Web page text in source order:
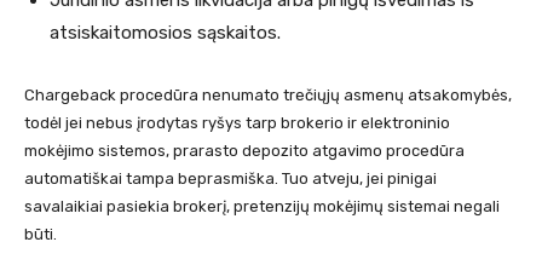
atsiskaitomosios sąskaitos.
Сhargeback procedūra nenumato trečiųjų asmenų atsakomybės,
todėl jei nebus įrodytas ryšys tarp brokerio ir elektroninio
mokėjimo sistemos, prarasto depozito atgavimo procedūra
automatiškai tampa beprasmiška. Tuo atveju, jei pinigai
savalaikiai pasiekia brokerį, pretenzijų mokėjimų sistemai negali
būti.